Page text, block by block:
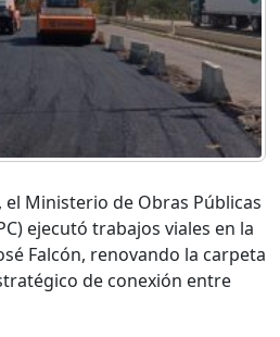
el Ministerio de Obras Públicas
ejecutó trabajos viales en la
Falcón, renovando la carpeta
de conexión entre